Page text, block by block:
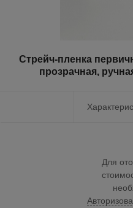
Стрейч-пленка
прозрачная,
Для